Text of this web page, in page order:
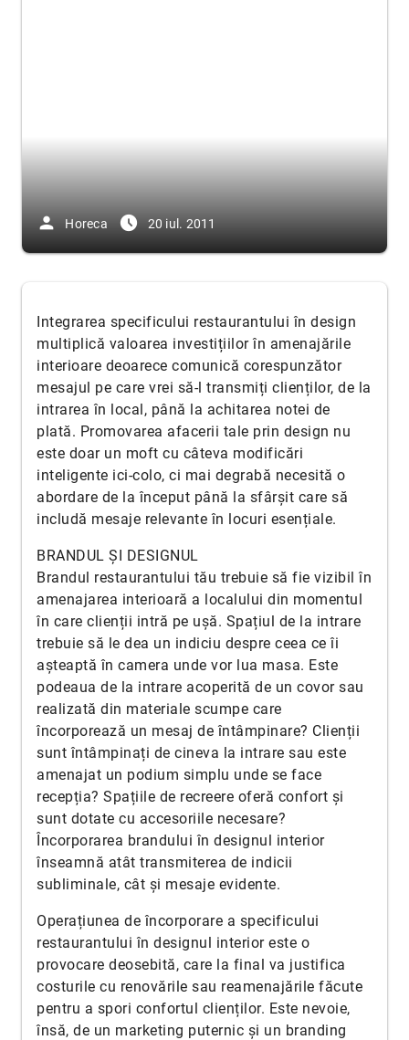
person Horeca access_time_filled 20 iul. 2011
Integrarea specificului restaurantului în design
multiplică valoarea investițiilor în amenajările
interioare deoarece comunică corespunzător
mesajul pe care vrei să-l transmiți clienților, de la
intrarea în local, până la achitarea notei de
plată. Promovarea afacerii tale prin design nu
este doar un moft cu câteva modificări
inteligente ici-colo, ci mai degrabă necesită o
abordare de la început până la sfârșit care să
includă mesaje relevante în locuri esențiale.
BRANDUL ȘI DESIGNUL
Brandul restaurantului tău trebuie să fie vizibil în
amenajarea interioară a localului din momentul
în care clienții intră pe ușă. Spațiul de la intrare
trebuie să le dea un indiciu despre ceea ce îi
așteaptă în camera unde vor lua masa. Este
podeaua de la intrare acoperită de un covor sau
realizată din materiale scumpe care
încorporează un mesaj de întâmpinare? Clienții
sunt întâmpinați de cineva la intrare sau este
amenajat un podium simplu unde se face
recepția? Spațiile de recreere oferă confort și
sunt dotate cu accesoriile necesare?
Încorporarea brandului în designul interior
înseamnă atât transmiterea de indicii
subliminale, cât și mesaje evidente.
Operațiunea de încorporare a specificului
restaurantului în designul interior este o
provocare deosebită, care la final va justifica
costurile cu renovările sau reamenajările făcute
pentru a spori confortul clienților. Este nevoie,
însă, de un marketing puternic și un branding